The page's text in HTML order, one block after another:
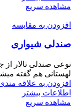
مشاهده سریع
افزودن به مقایسه
صندلی شیواری
نوعی صندلی تالار
لهستانی هم گفته
افزودن به علاقه
اطلاعات بیشتر
مشاهده سریع